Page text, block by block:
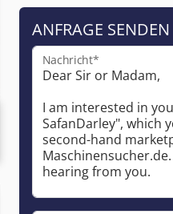
ANFRAGE SENDEN
Nachricht*